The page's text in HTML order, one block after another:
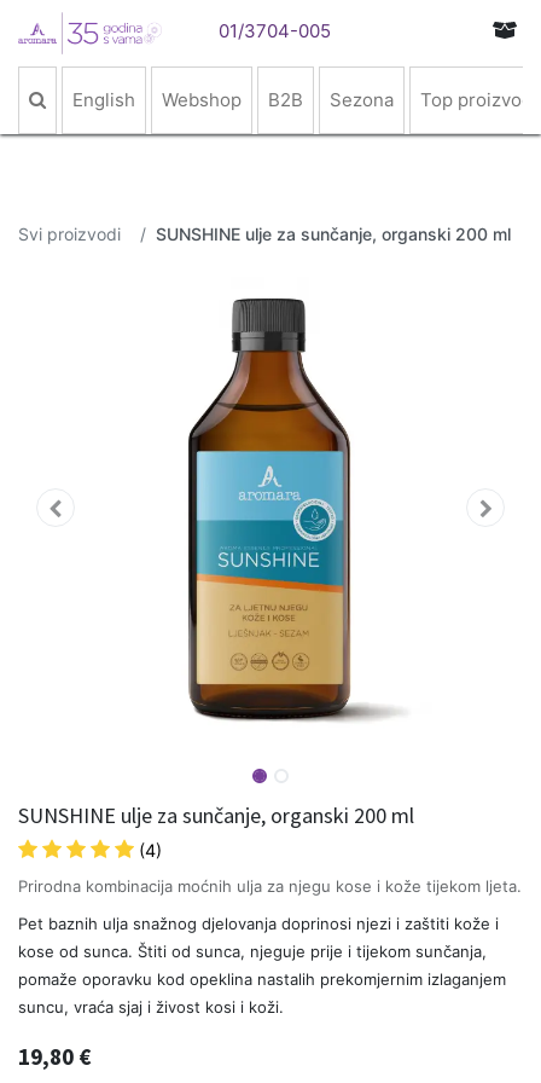
01/3704-005
English Webshop B2B Sezona Top proizvodi
Svi proizvodi SUNSHINE ulje za sunčanje, organski 200 ml
SUNSHINE ulje za sunčanje, organski 200 ml
(4)
Prirodna kombinacija moćnih ulja za njegu kose i kože tijekom ljeta.
Pet baznih ulja snažnog djelovanja doprinosi njezi i zaštiti kože i
kose od sunca. Štiti od sunca, njeguje prije i tijekom sunčanja,
pomaže oporavku kod opeklina nastalih prekomjernim izlaganjem
suncu, vraća sjaj i živost kosi i koži.
19,80 €